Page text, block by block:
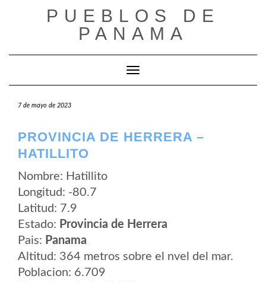
PUEBLOS DE
PANAMA
Cambiar modo de navegación
7 de mayo de 2023
PROVINCIA DE HERRERA –
HATILLITO
Nombre: Hatillito
Longitud: -80.7
Latitud: 7.9
Estado: Provincia de Herrera
Pais: Panama
Altitud: 364 metros sobre el nvel del mar.
Poblacion: 6.709